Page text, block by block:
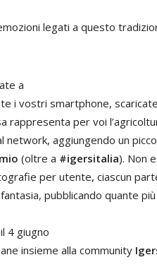
legati a questo
a
i vostri smartphone,
rappresenta per voi
network, aggiungendo un
(oltre a #igersitalia). Non
per utente, ciascun
pubblicando quante
4 giugno
insieme alla community